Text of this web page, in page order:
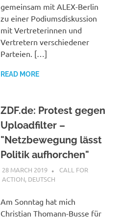
gemeinsam mit ALEX-Berlin
zu einer Podiumsdiskussion
mit Vertreterinnen und
Vertretern verschiedener
Parteien. […]
READ MORE
ZDF.de: Protest gegen
Uploadfilter –
"Netzbewegung lässt
Politik aufhorchen"
28 MARCH 2019 VGRASS
CALL FOR
ACTION, DEUTSCH
Am Sonntag hat mich
Christian Thomann-Busse für